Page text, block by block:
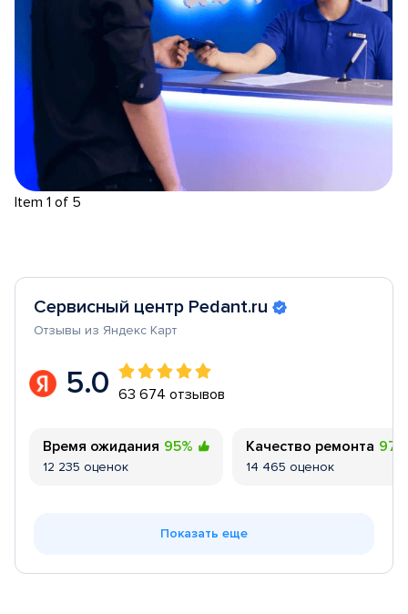
Item 1 of 5
Сервисный центр Pedant.ru
Отзывы из Яндекс Карт
5.0 63 674 отзывов
Время ожидания 95%
12 235 оценок
Качество ремонта 97%
14 465 оценок
Показать еще